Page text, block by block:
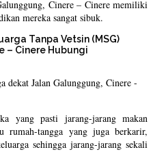
Cinere – Cinere memiliki
mereka sangat sibuk.
Tanpa Vetsin (MSG)
– Cinere Hubungi
yang pasti jarang-jarang makan
rumah-tangga yang juga berkarir,
sehingga jarang-jarang sekali